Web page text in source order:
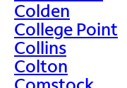
Colden
College Point
Collins
Colton